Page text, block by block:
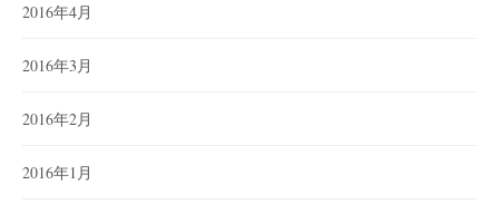
2016年4月
2016年3月
2016年2月
2016年1月